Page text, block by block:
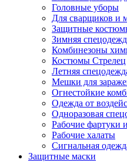
Головные уборы
Для сварщиков и
Защитные
Зимняя
Комбинезоны
Костюмы Стрелец
Летняя
Мешки для
Огнестойкие
Одежда от
Одноразовая
Рабочие фартуки
Рабочие халаты
Сигнальная
Защитные маски